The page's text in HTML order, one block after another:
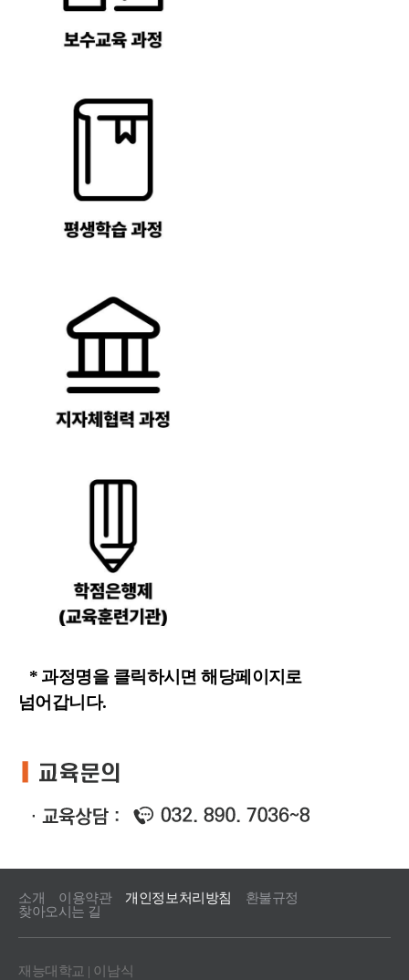
* 과정명을 클릭하시면 해당페이지로
넘어갑니다.
소개 이용약관 개인정보처리방침
환불규정
찾아오시는 길
재능대학교 | 이남식